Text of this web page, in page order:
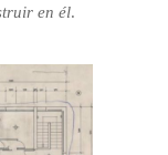
en él.